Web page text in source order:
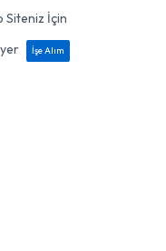
Siteniz İçin
İşe Alım